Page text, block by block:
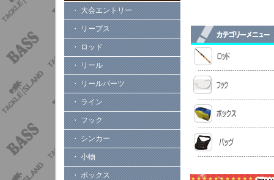
・ 大会エントリー
・ リープス
・ ロッド
・ リール
・ リールパーツ
・ ライン
・ フック
・ シンカー
・ 小物
・ ボックス